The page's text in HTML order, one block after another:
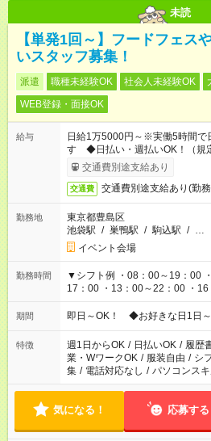
未読
【単発1回～】フードフェス
いスタッフ募集！
派遣 職種未経験OK 社会人未経験OK
WEB登録・面接OK
給与
日給1万5000円～※実働5時間で
す ◆日払い・週払いOK！（規
異なります
交通費別途支給あり
交通費 交通費別途支給あり(勤
勤務地
東京都豊島区
池袋駅 / 巣鴨駅 / 駒込駅 / …
イベント会場
勤務時間
▼シフト例 ・08：00～19：00
17：00 ・13：00～22：00 ・16：00～21
仕事により勤務時間が異なります
期間 即日～OK！ ◆お好きな日1日
特徴 週1日からOK / 日払いOK / 履歴
業・WワークOK / 服装自由 / シ
集 / 電話対応なし / パソコンス
気になる！ 応募する